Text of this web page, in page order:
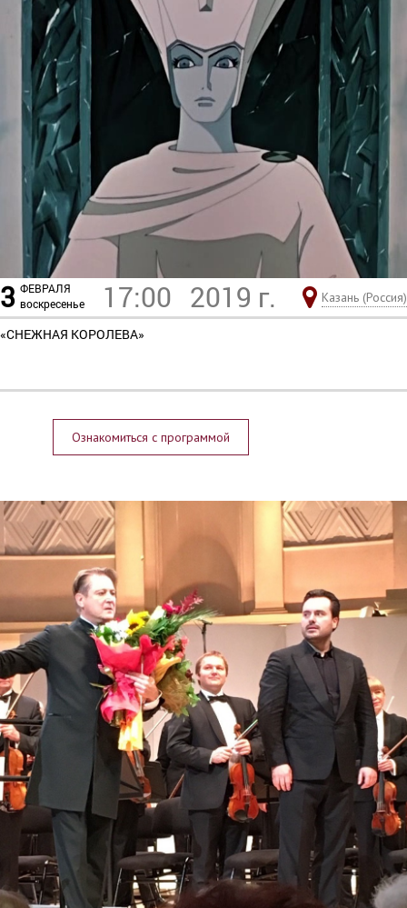
3 ФЕВРАЛЯ
воскресенье
17:00 2019 г. Казань (Россия)
«СНЕЖНАЯ КОРОЛЕВА»
Ознакомиться с программой